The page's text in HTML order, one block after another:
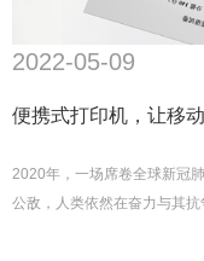
2022-05-09
便携式打印机，让移
2020年，一场席卷全球新冠
公敌，人类依然在奋力与其